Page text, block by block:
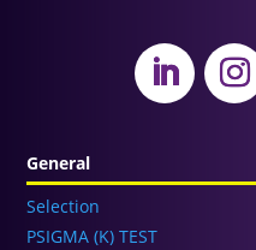
General
Selection
PSIGMA (K) TEST